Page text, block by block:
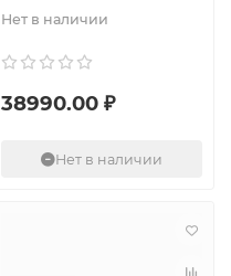
Нет в наличии
38990.00 ₽
Нет в наличии